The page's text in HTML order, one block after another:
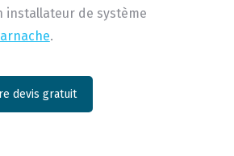
installateur de système
.
devis gratuit